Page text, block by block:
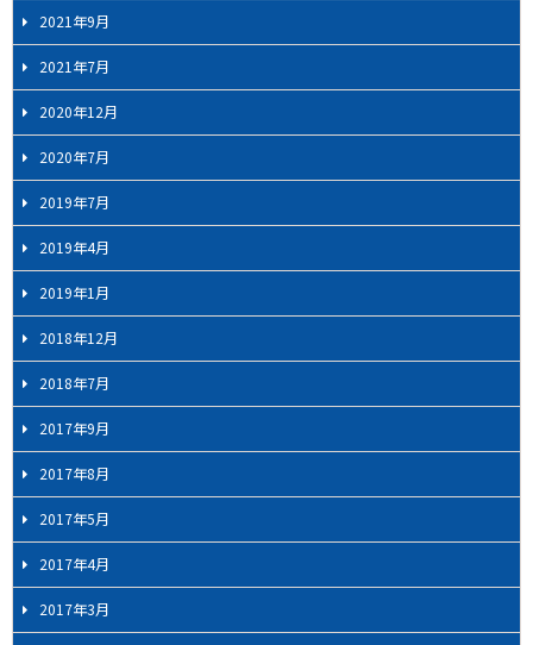
2021年9月
2021年7月
2020年12月
2020年7月
2019年7月
2019年4月
2019年1月
2018年12月
2018年7月
2017年9月
2017年8月
2017年5月
2017年4月
2017年3月